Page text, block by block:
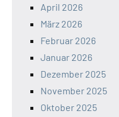
April 2026
März 2026
Februar 2026
Januar 2026
Dezember 2025
November 2025
Oktober 2025